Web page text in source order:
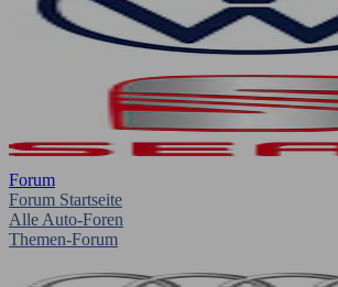
Forum
Forum Startseite
Alle Auto-Foren
Themen-Forum